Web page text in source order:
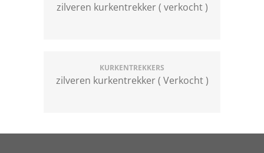
zilveren kurkentrekker ( verkocht )
KURKENTREKKERS
zilveren kurkentrekker ( Verkocht )